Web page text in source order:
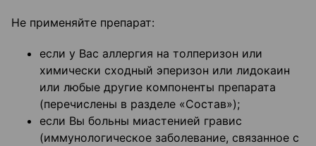
Не применяйте препарат:
если у Вас аллергия на толперизон или
химически сходный эперизон или лидокаин
или любые другие компоненты препарата
(перечислены в разделе «Состав»);
если Вы больны миастенией гравис
(иммунологическое заболевание, связанное с